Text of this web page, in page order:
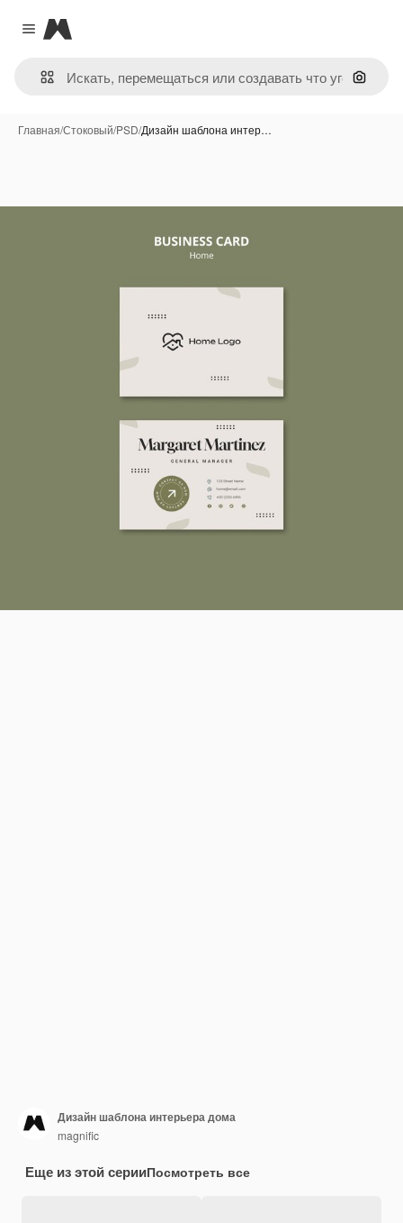
Close menu
Magnific
Поиск
Главная/Стоковый/PSD/Дизайн шаблона интер…
Дизайн шаблона интерьера дома
magnific
Еще из этой серииПосмотреть все